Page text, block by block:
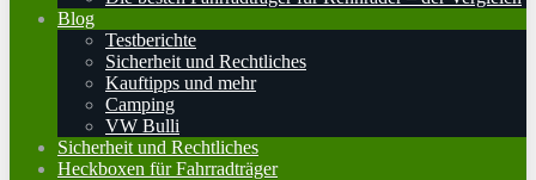
Blog
Testberichte
Sicherheit und Rechtliches
Kauftipps und mehr
Camping
VW Bulli
Sicherheit und Rechtliches
Heckboxen für Fahrradträger